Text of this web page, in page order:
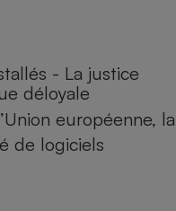
- La justice
déloyale
européenne, la
de logiciels